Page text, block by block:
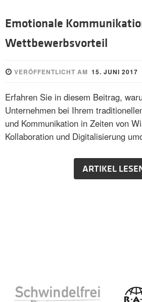
Emotionale
Wettbewerbsvorteil
VERÖFFENTLICHT AM 15. JUNI 2017
Erfahren Sie in diesem Beitrag,
Unternehmen bei Ihrem
und Kommunikation in Zeiten von
Kollaboration und Digitalisierung
ARTIKEL